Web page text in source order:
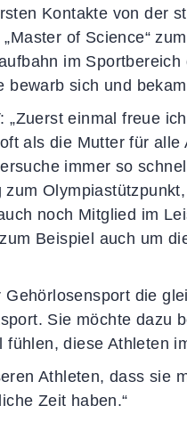
Kontakte von der
of Science“
im
sich und
einmal freue
als die Mutter für alle
immer so
noch Mitglied im
Beispiel auch um
die
Sie möchte dazu
diese Athleten
Athleten, dass sie
Zeit haben.“